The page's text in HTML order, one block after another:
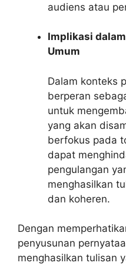
audiens atau
Implikasi
Umum
Dalam konteks
berperan
untuk
yang akan
berfokus pada
dapat
pengulangan
menghasilkan
dan koheren.
Dengan
penyusunan
menghasilkan tulisan